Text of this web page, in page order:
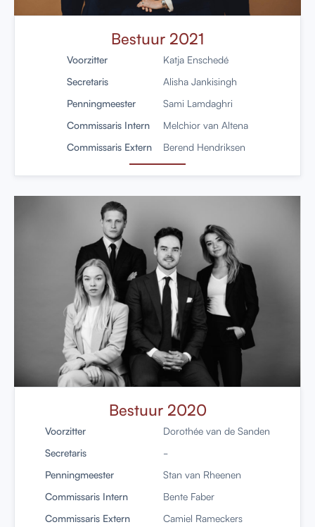
Bestuur 2021
Voorzitter
Katja Enschedé
Secretaris
Alisha Jankisingh
Penningmeester
Sami Lamdaghri
Commissaris Intern
Melchior van Altena
Commissaris Extern
Berend Hendriksen
Bestuur 2020
Voorzitter
Dorothée van de Sanden
Secretaris
-
Penningmeester
Stan van Rheenen
Commissaris Intern
Bente Faber
Commissaris Extern
Camiel Rameckers